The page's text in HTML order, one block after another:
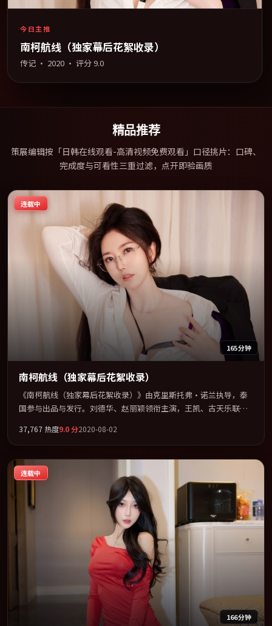
今日主推
南柯航线（独家幕后花絮收录）
传记 · 2020 · 评分9.0
精品推荐
策展编辑按「日韩在线观看-高清视频免费观看」口径挑片：口碑、
完成度与可看性三重过滤，点开即验画质
连载中
165分钟
南柯航线（独家幕后花絮收录）
《南柯航线（独家幕后花絮收录）》由克里斯托弗·诺兰执导，泰
国参与出品与发行。刘德华、赵丽颖领衔主演，王凯、古天乐联袂
记」类型为骨架，在叙事、表演与视听上力求统一。定于 2020-05-
09 在内地院线及主流平台同步亮相，2020 年度话题片中口碑稳健，
适合喜欢强情节与人物弧光的观众完整观看。
37,767 热度9.0分2020-08-02
连载中
166分钟